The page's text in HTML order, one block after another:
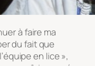
à faire ma
du fait que
en lice »,